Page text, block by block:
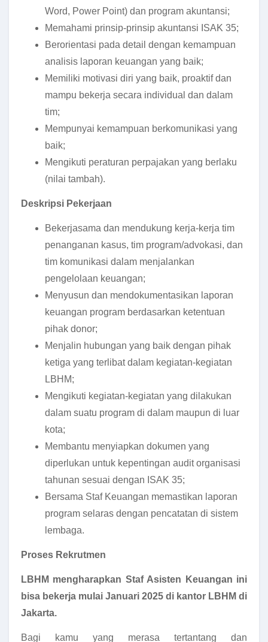
Word, Power Point) dan program akuntansi;
Memahami prinsip-prinsip akuntansi ISAK 35;
Berorientasi pada detail dengan kemampuan
analisis laporan keuangan yang baik;
Memiliki motivasi diri yang baik, proaktif dan
mampu bekerja secara individual dan dalam
tim;
Mempunyai kemampuan berkomunikasi yang
baik;
Mengikuti peraturan perpajakan yang berlaku
(nilai tambah).
Deskripsi Pekerjaan
Bekerjasama dan mendukung kerja-kerja tim
penanganan kasus, tim program/advokasi, dan
tim komunikasi dalam menjalankan
pengelolaan keuangan;
Menyusun dan mendokumentasikan laporan
keuangan program berdasarkan ketentuan
pihak donor;
Menjalin hubungan yang baik dengan pihak
ketiga yang terlibat dalam kegiatan-kegiatan
LBHM;
Mengikuti kegiatan-kegiatan yang dilakukan
dalam suatu program di dalam maupun di luar
kota;
Membantu menyiapkan dokumen yang
diperlukan untuk kepentingan audit organisasi
tahunan sesuai dengan ISAK 35;
Bersama Staf Keuangan memastikan laporan
program selaras dengan pencatatan di sistem
lembaga.
Proses Rekrutmen
LBHM mengharapkan Staf Asisten Keuangan ini
bisa bekerja mulai Januari 2025 di kantor LBHM di
Jakarta.
Bagi kamu yang merasa tertantang dan